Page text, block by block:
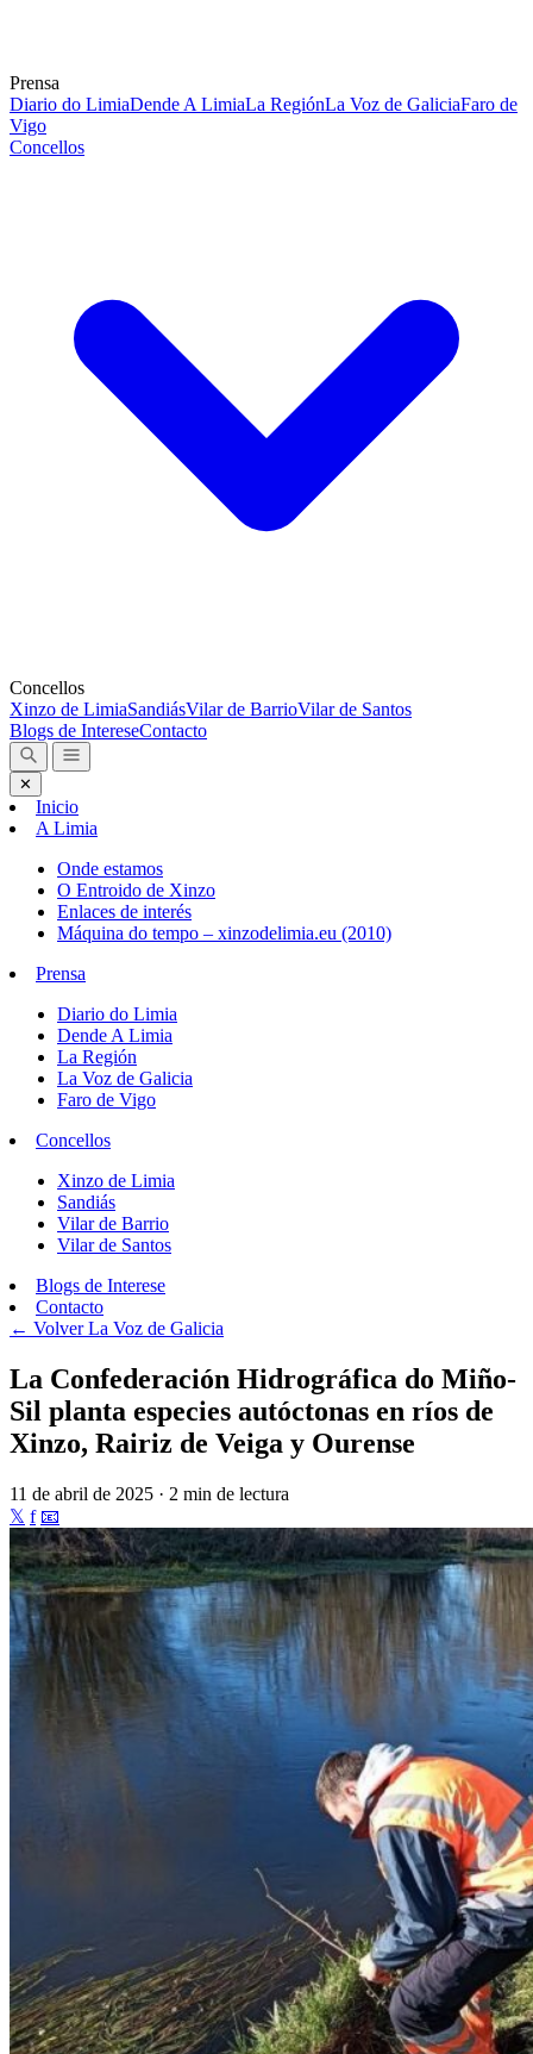
Prensa
Diario do LimiaDende A LimiaLa RegiónLa Voz de GaliciaFaro de
Vigo
Concellos
Concellos
Xinzo de LimiaSandiásVilar de BarrioVilar de Santos
Blogs de IntereseContacto
✕
Inicio
A Limia
Onde estamos
O Entroido de Xinzo
Enlaces de interés
Máquina do tempo – xinzodelimia.eu (2010)
Prensa
Diario do Limia
Dende A Limia
La Región
La Voz de Galicia
Faro de Vigo
Concellos
Xinzo de Limia
Sandiás
Vilar de Barrio
Vilar de Santos
Blogs de Interese
Contacto
← VolverLa Voz de Galicia
La Confederación Hidrográfica do Miño-
Sil planta especies autóctonas en ríos de
Xinzo, Rairiz de Veiga y Ourense
11 de abril de 2025 · 2 min de lectura
𝕏 f 📧